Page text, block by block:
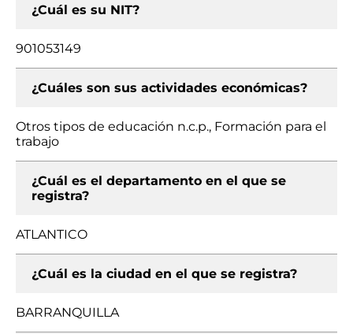
¿Cuál es su NIT?
901053149
¿Cuáles son sus actividades económicas?
Otros tipos de educación n.c.p., Formación para el
trabajo
¿Cuál es el departamento en el que se
registra?
ATLANTICO
¿Cuál es la ciudad en el que se registra?
BARRANQUILLA